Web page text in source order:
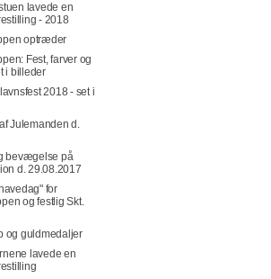
lavede en
- 2018
optræder
Fest, farver og
i billeder
2018 - set i
Julemanden d.
bevægelse på
d. 29.08.2017
for
og festlig Skt.
og guldmedaljer
lavede en